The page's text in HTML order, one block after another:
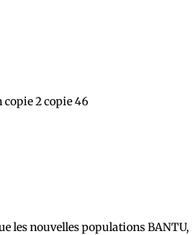
les nouvelles populations BANTU,